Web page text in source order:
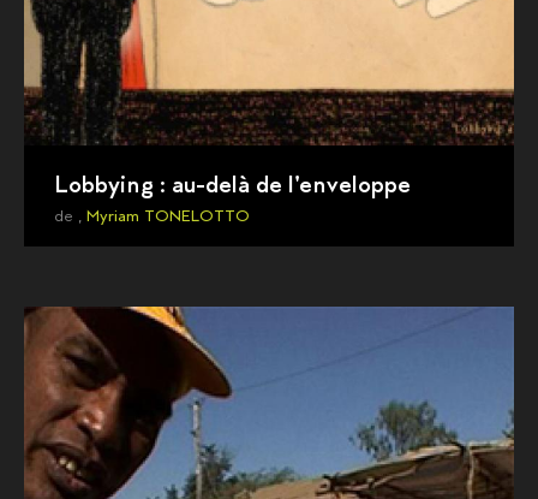
Lobbying : au-delà de l'enveloppe
de , Myriam TONELOTTO